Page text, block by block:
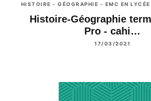
HISTOIRE - GÉOGRAPHIE - EMC EN LYCÉE
Histoire-Géographie
Pro - cahi…
17/03/2021